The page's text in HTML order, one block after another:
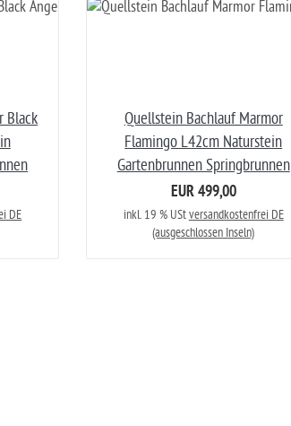
Black
DE
Quellstein Bachlauf Marmor
Flamingo L42cm Naturstein
Gartenbrunnen Springbrunnen
EUR 499,00
inkl. 19 % UStversandkostenfrei DE
(ausgeschlossen Inseln)